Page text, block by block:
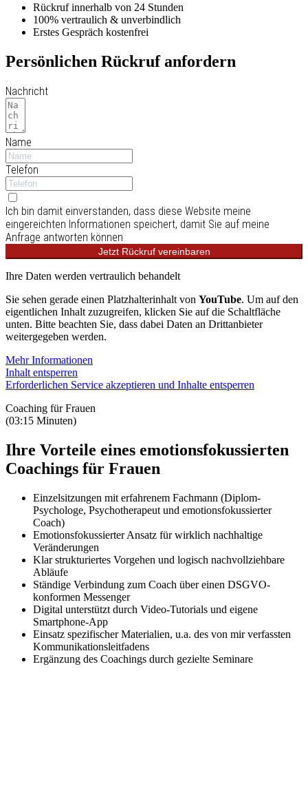
CHANGING EMOTIONS
Rückruf innerhalb von 24 Stunden
100% vertraulich & unverbindlich
Erstes Gespräch kostenfrei
Persönlichen Rückruf anfordern
Nachricht
Name
Telefon
Ich bin damit einverstanden, dass diese Website meine
eingereichten Informationen speichert, damit Sie auf meine
Anfrage antworten können
Jetzt Rückruf vereinbaren
Ihre Daten werden vertraulich behandelt
Sie sehen gerade einen Platzhalterinhalt von YouTube. Um auf den
eigentlichen Inhalt zuzugreifen, klicken Sie auf die Schaltfläche
unten. Bitte beachten Sie, dass dabei Daten an Drittanbieter
weitergegeben werden.
Mehr Informationen
Inhalt entsperren
Erforderlichen Service akzeptieren und Inhalte entsperren
Coaching für Frauen
(03:15 Minuten)
Ihre Vorteile eines emotionsfokussierten
Coachings für Frauen
Einzelsitzungen mit erfahrenem Fachmann (Diplom-
Psychologe, Psychotherapeut und emotionsfokussierter
Coach)
Emotionsfokussierter Ansatz für wirklich nachhaltige
Veränderungen
Klar strukturiertes Vorgehen und logisch nachvollziehbare
Abläufe
Ständige Verbindung zum Coach über einen DSGVO-
konformen Messenger
Digital unterstützt durch Video-Tutorials und eigene
Smartphone-App
Einsatz spezifischer Materialien, u.a. des von mir verfassten
Kommunikationsleitfadens
Ergänzung des Coachings durch gezielte Seminare